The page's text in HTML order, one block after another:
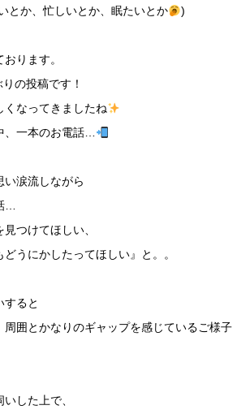
とか、忙しいとか、眠たいとか
)
ります。
の投稿です！
くなってきましたね
、一本のお電話…
い涙流しながら
…
見つけてほしい、
うにかしたってほしい』と。。
すると
周囲とかなりのギャップを感じているご様子
した上で、